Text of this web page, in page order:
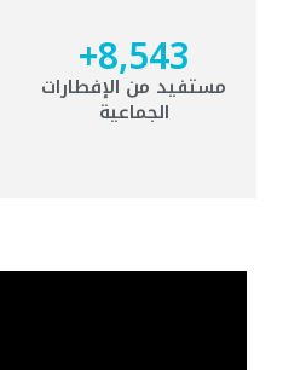
8,543
+
مستفيد من الإفطارات
الجماعية